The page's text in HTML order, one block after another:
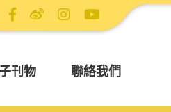
刊物 聯絡我們